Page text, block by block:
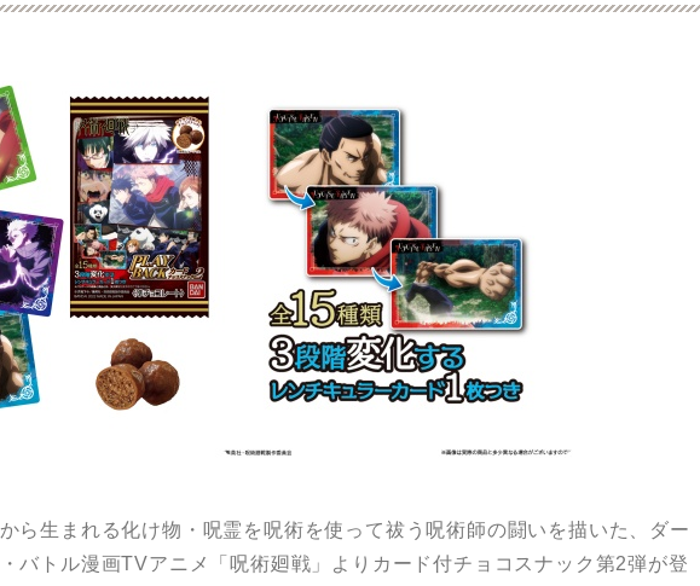
ら生まれる化け物・呪霊を呪術を使って祓う呪術師の闘いを描いた、ダー
バトル漫画TVアニメ「呪術廻戦」よりカード付チョコスナック第2弾が登